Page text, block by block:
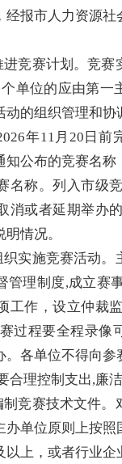
经报市人力资源社
进竞赛计划。竞
单位的应由第一
动的组织管理和协
年11月20日前
知公布的竞赛名称
名称。列入市级
消或者延期举办
情况。
织实施竞赛活动
管理制度,成立赛
工作，设立仲裁
过程要全程录像
。各单位不得向参
合理控制支出,廉
制竞赛技术文件
办单位原则上按照
以上，或者行业企